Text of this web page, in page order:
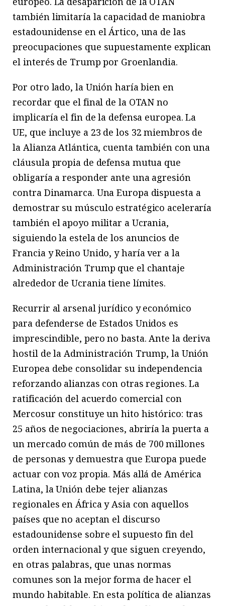
también limitaría la capacidad de maniobra
estadounidense en el Ártico, una de las
preocupaciones que supuestamente explican
el interés de Trump por Groenlandia.
Por otro lado, la Unión haría bien en
recordar que el final de la OTAN no
implicaría el fin de la defensa europea. La
UE, que incluye a 23 de los 32 miembros de
la Alianza Atlántica, cuenta también con una
cláusula propia de defensa mutua que
obligaría a responder ante una agresión
contra Dinamarca. Una Europa dispuesta a
demostrar su músculo estratégico aceleraría
también el apoyo militar a Ucrania,
siguiendo la estela de los anuncios de
Francia y Reino Unido, y haría ver a la
Administración Trump que el chantaje
alrededor de Ucrania tiene límites.
Recurrir al arsenal jurídico y económico
para defenderse de Estados Unidos es
imprescindible, pero no basta. Ante la deriva
hostil de la Administración Trump, la Unión
Europea debe consolidar su independencia
reforzando alianzas con otras regiones. La
ratificación del acuerdo comercial con
Mercosur constituye un hito histórico: tras
25 años de negociaciones, abriría la puerta a
un mercado común de más de 700 millones
de personas y demuestra que Europa puede
actuar con voz propia. Más allá de América
Latina, la Unión debe tejer alianzas
regionales en África y Asia con aquellos
países que no aceptan el discurso
estadounidense sobre el supuesto fin del
orden internacional y que siguen creyendo,
en otras palabras, que unas normas
comunes son la mejor forma de hacer el
mundo habitable. En esta política de alianzas